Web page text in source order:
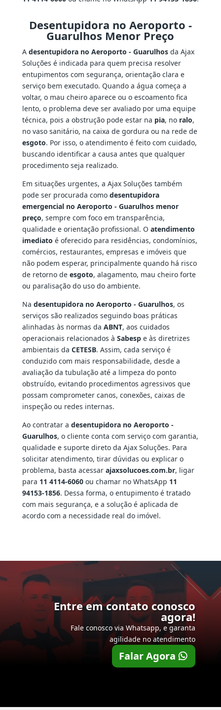
Desentupidora no Aeroporto -
Guarulhos Menor Preço
A desentupidora no Aeroporto - Guarulhosda Ajax
Soluções é indicada para quem precisa resolver
entupimentos com segurança, orientação clara e
serviço bem executado. Quando a água começa a
voltar, o mau cheiro aparece ou o escoamento fica
lento, o problema deve ser avaliado por uma equipe
técnica, pois a obstrução pode estar na pia, no ralo,
no vaso sanitário, na caixa de gordura ou na rede de
esgoto. Por isso, o atendimento é feito com cuidado,
buscando identificar a causa antes que qualquer
procedimento seja realizado.
Em situações urgentes, a Ajax Soluções também
pode ser procurada como desentupidora
emergencial no Aeroporto - Guarulhos menor
preço, sempre com foco em transparência,
qualidade e orientação profissional. O atendimento
imediato é oferecido para residências, condomínios,
comércios, restaurantes, empresas e imóveis que
não podem esperar, principalmente quando há risco
de retorno de esgoto, alagamento, mau cheiro forte
ou paralisação do uso do ambiente.
Na desentupidora no Aeroporto - Guarulhos, os
serviços são realizados seguindo boas práticas
alinhadas às normas da ABNT, aos cuidados
operacionais relacionados à Sabespe às diretrizes
ambientais da CETESB. Assim, cada serviço é
conduzido com mais responsabilidade, desde a
avaliação da tubulação até a limpeza do ponto
obstruído, evitando procedimentos agressivos que
possam comprometer canos, conexões, caixas de
inspeção ou redes internas.
Ao contratar a desentupidora no Aeroporto -
Guarulhos, o cliente conta com serviço com garantia,
qualidade e suporte direto da Ajax Soluções. Para
solicitar atendimento, tirar dúvidas ou explicar o
problema, basta acessar ajaxsolucoes.com.br, ligar
para 11 4114-6060ou chamar no WhatsApp 11
94153-1856. Dessa forma, o entupimento é tratado
com mais segurança, e a solução é aplicada de
acordo com a necessidade real do imóvel.
Entre em contato conosco
agora!
Fale conosco via Whatsapp, e garanta
agilidade no atendimento
Falar Agora